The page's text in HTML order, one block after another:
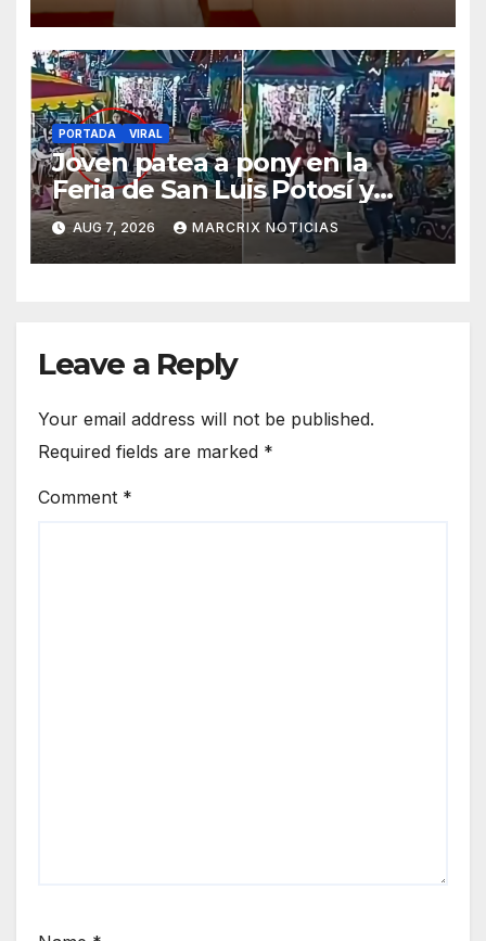
PORTADA VIRAL
Joven patea a pony en la
Feria de San Luis Potosí y
desata indignación
AUG 7, 2026 MARCRIX NOTICIAS
Leave a Reply
Your email address will not be published.
Required fields are marked *
Comment *